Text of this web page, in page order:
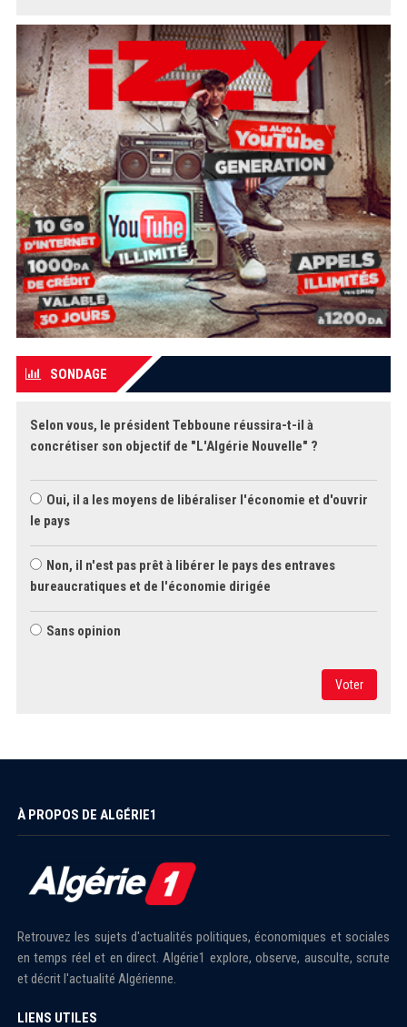
SONDAGE
Selon vous, le président Tebboune réussira-t-il à
concrétiser son objectif de "L'Algérie Nouvelle" ?
Oui, il a les moyens de libéraliser l'économie et d'ouvrir
le pays
Non, il n'est pas prêt à libérer le pays des entraves
bureaucratiques et de l'économie dirigée
Sans opinion
Voter
À PROPOS DE ALGÉRIE1
Retrouvez les sujets d'actualités politiques, économiques et sociales
en temps réel et en direct. Algérie1 explore, observe, ausculte, scrute
et décrit l'actualité Algérienne.
LIENS UTILES